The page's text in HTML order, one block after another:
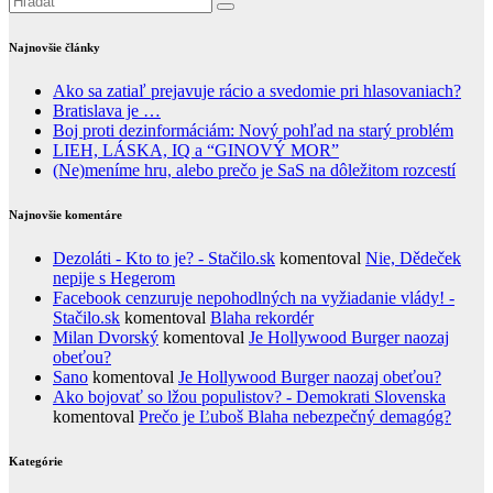
Najnovšie články
Ako sa zatiaľ prejavuje rácio a svedomie pri hlasovaniach?
Bratislava je …
Boj proti dezinformáciám: Nový pohľad na starý problém
LIEH, LÁSKA, IQ a “GINOVÝ MOR”
(Ne)meníme hru, alebo prečo je SaS na dôležitom rozcestí
Najnovšie komentáre
Dezoláti - Kto to je? - Stačilo.sk komentoval Nie, Dědeček
nepije s Hegerom
Facebook cenzuruje nepohodlných na vyžiadanie vlády! -
Stačilo.sk komentoval Blaha rekordér
Milan Dvorský komentoval Je Hollywood Burger naozaj
obeťou?
Sano komentoval Je Hollywood Burger naozaj obeťou?
Ako bojovať so lžou populistov? - Demokrati Slovenska
komentoval Prečo je Ľuboš Blaha nebezpečný demagóg?
Kategórie